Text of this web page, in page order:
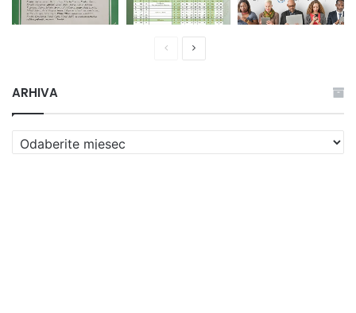
PrethodnaNaredna
ARHIVA
ARHIVA